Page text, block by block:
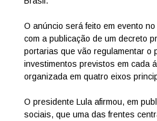
O anúncio será feito em evento
com a publicação de um decreto
portarias que vão regulamentar o
investimentos previstos em cada
organizada em quatro eixos
O presidente Lula afirmou, em
sociais, que uma das frentes